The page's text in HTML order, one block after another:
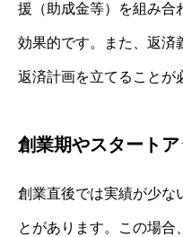
援（助成金等）を組み合
効果的です。また、返済
返済計画を立てることが
創業期やスタート
創業直後では実績が少な
とがあります。この場合